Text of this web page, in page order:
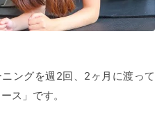
ングを週2回、2ヶ月に渡って
ス」です。